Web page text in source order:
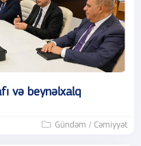
və beynəlxalq
Gündəm / Cəmiyyət